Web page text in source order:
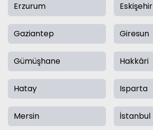
Erzurum Eskişehir
Gaziantep Giresun
Gümüşhane Hakkâri
Hatay Isparta
Mersin İstanbul